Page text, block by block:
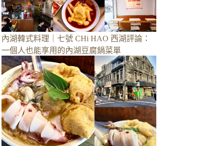
內湖韓式料理｜七號 CHi HAO 西湖評論：
一個人也能享用的內湖豆腐鍋菜單